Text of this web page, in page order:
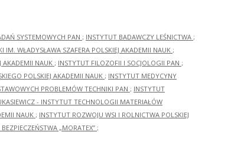
SYSTEMOWYCH PAN ; INSTYTUT BADAWCZY LEŚNICTWA ;
IM. WŁADYSŁAWA SZAFERA POLSKIEJ AKADEMII NAUK ;
AKADEMII NAUK ; INSTYTUT FILOZOFII I SOCJOLOGII PAN ;
POLSKIEJ AKADEMII NAUK ; INSTYTUT MEDYCYNY
PROBLEMÓW TECHNIKI PAN ; INSTYTUT
- INSTYTUT TECHNOLOGII MATERIAŁÓW
NAUK ; INSTYTUT ROZWOJU WSI I ROLNICTWA POLSKIEJ
„MORATEX” ;